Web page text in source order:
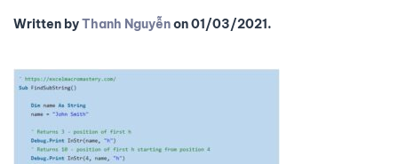
Written byThanh Nguyễnon01/03/2021.